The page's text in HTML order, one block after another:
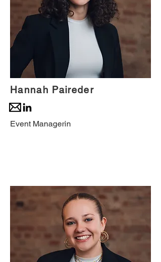
Hannah Paireder
Event Managerin